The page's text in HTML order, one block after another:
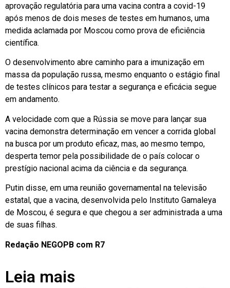
aprovação regulatória para uma vacina contra a covid-19
após menos de dois meses de testes em humanos, uma
medida aclamada por Moscou como prova de eficiência
científica.
O desenvolvimento abre caminho para a imunização em
massa da população russa, mesmo enquanto o estágio final
de testes clínicos para testar a segurança e eficácia segue
em andamento.
A velocidade com que a Rússia se move para lançar sua
vacina demonstra determinação em vencer a corrida global
na busca por um produto eficaz, mas, ao mesmo tempo,
desperta temor pela possibilidade de o país colocar o
prestígio nacional acima da ciência e da segurança.
Putin disse, em uma reunião governamental na televisão
estatal, que a vacina, desenvolvida pelo Instituto Gamaleya
de Moscou, é segura e que chegou a ser administrada a uma
de suas filhas.
Redação NEGOPB com R7
Leia mais